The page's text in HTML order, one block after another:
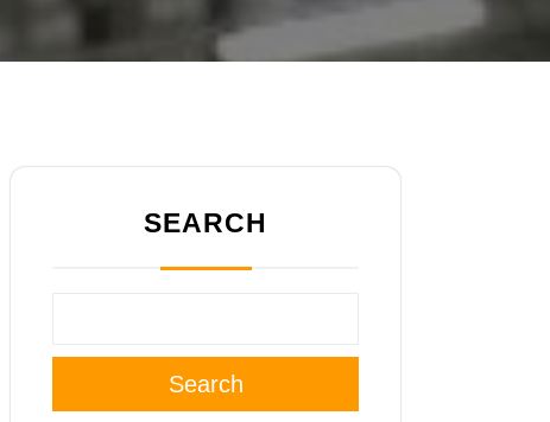
SEARCH
Search